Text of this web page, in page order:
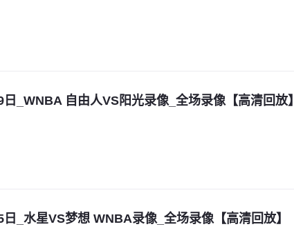
_WNBA 自由人VS阳光录像_全场录像【高清回放】
_水星VS梦想 WNBA录像_全场录像【高清回放】